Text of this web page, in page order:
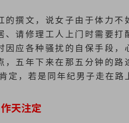
的撰文，说女子由于体力
、请修理工人上门时需要
因应各种骚扰的自保手段
，五年下来在那五分钟的
，若是同年纪男子走在路
天注定